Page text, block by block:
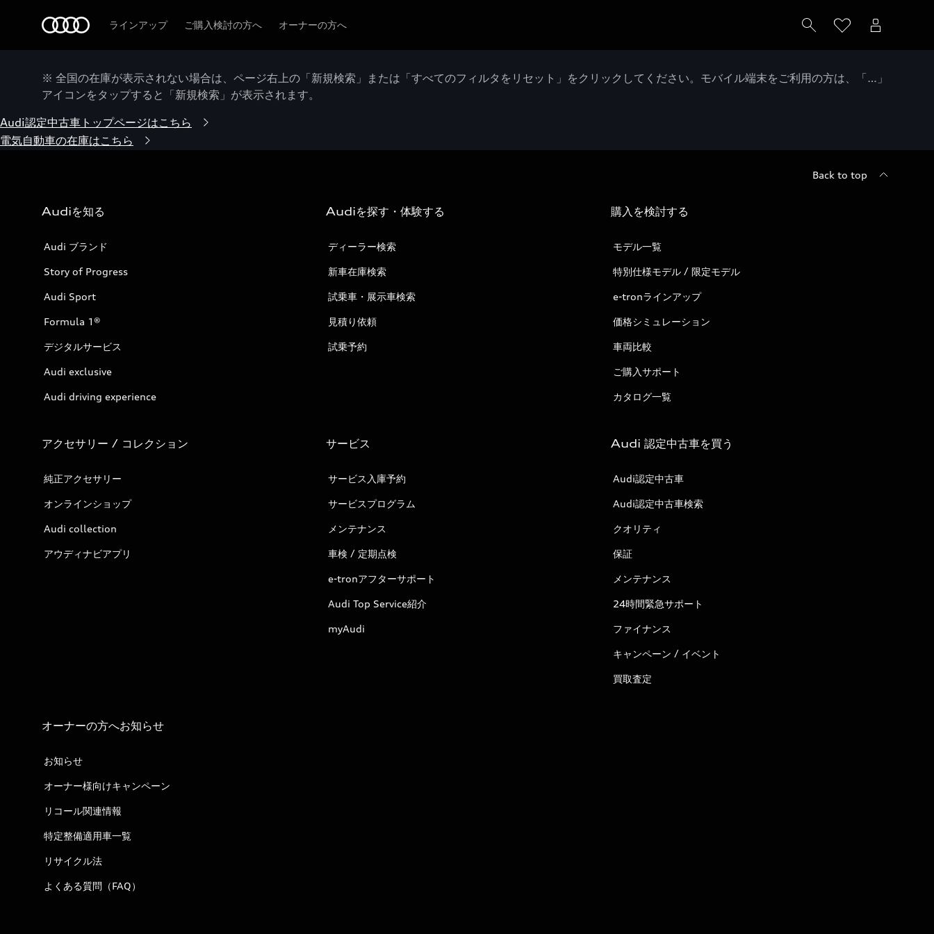
ラインアップ ご購入検討の方へ オーナーの方へ
※ 全国の在庫が表示されない場合は、ページ右上の「新規検索」または「すべてのフィルタをリセット」をクリックしてください。モバイル端末をご利用の方は、「…」
アイコンをタップすると「新規検索」が表示されます。
Audi認定中古車トップページはこちら
電気自動車の在庫はこちら
Back to top
Audiを知る
Audi ブランド
Story of Progress
Audi Sport
Formula 1®
デジタルサービス
Audi exclusive
Audi driving experience
Audiを探す・体験する
ディーラー検索
新車在庫検索
試乗車・展示車検索
見積り依頼
試乗予約
購入を検討する
モデル一覧
特別仕様モデル / 限定モデル
e-tronラインアップ
価格シミュレーション
車両比較
ご購入サポート
カタログ一覧
アクセサリー / コレクション
純正アクセサリー
オンラインショップ
Audi collection
アウディナビアプリ
サービス
サービス入庫予約
サービスプログラム
メンテナンス
車検 / 定期点検
e-tronアフターサポート
Audi Top Service紹介
myAudi
Audi 認定中古車を買う
Audi認定中古車
Audi認定中古車検索
クオリティ
保証
メンテナンス
24時間緊急サポート
ファイナンス
キャンペーン / イベント
買取査定
オーナーの方へお知らせ
お知らせ
オーナー様向けキャンペーン
リコール関連情報
特定整備適用車一覧
リサイクル法
よくある質問（FAQ）